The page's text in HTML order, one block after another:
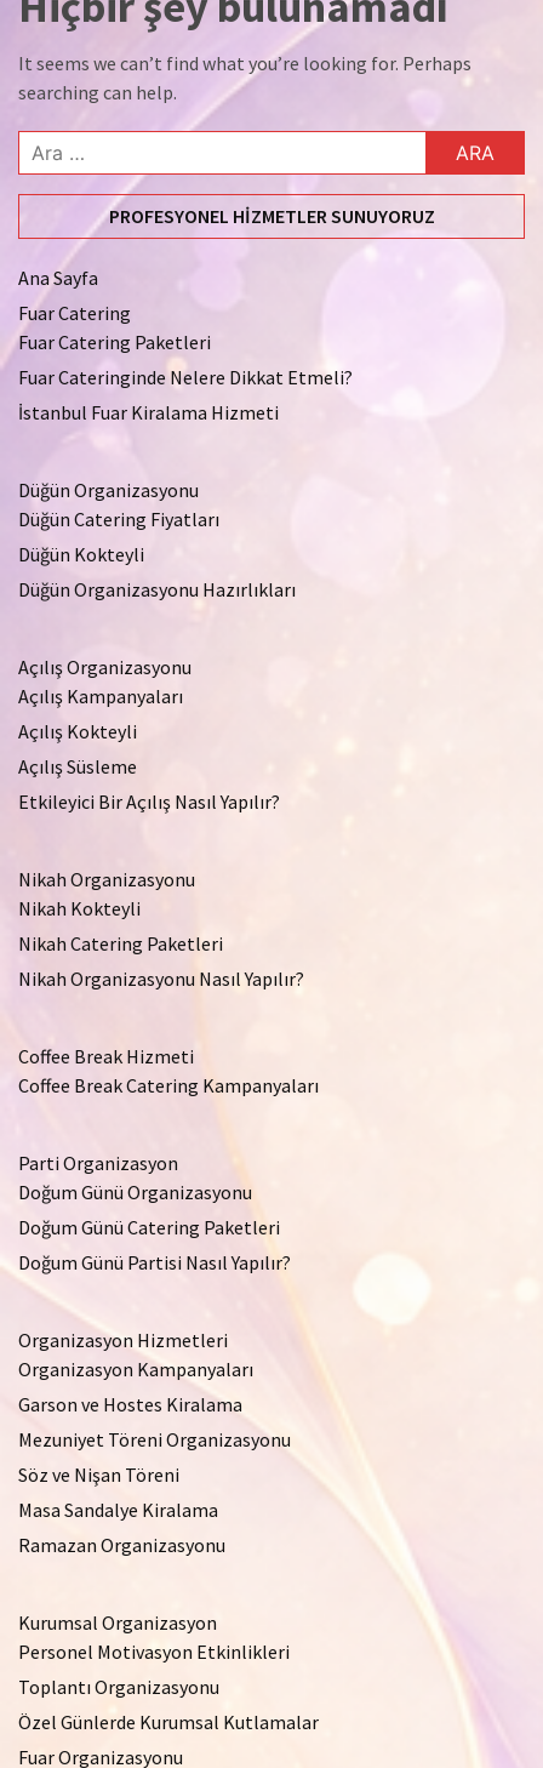
It seems we can’t find what you’re looking for. Perhaps
searching can help.
Arama:
PROFESYONEL HIZMETLER SUNUYORUZ
Ana Sayfa
Fuar Catering
Fuar Catering Paketleri
Fuar Cateringinde Nelere Dikkat Etmeli?
İstanbul Fuar Kiralama Hizmeti
Düğün Organizasyonu
Düğün Catering Fiyatları
Düğün Kokteyli
Düğün Organizasyonu Hazırlıkları
Açılış Organizasyonu
Açılış Kampanyaları
Açılış Kokteyli
Açılış Süsleme
Etkileyici Bir Açılış Nasıl Yapılır?
Nikah Organizasyonu
Nikah Kokteyli
Nikah Catering Paketleri
Nikah Organizasyonu Nasıl Yapılır?
Coffee Break Hizmeti
Coffee Break Catering Kampanyaları
Parti Organizasyon
Doğum Günü Organizasyonu
Doğum Günü Catering Paketleri
Doğum Günü Partisi Nasıl Yapılır?
Organizasyon Hizmetleri
Organizasyon Kampanyaları
Garson ve Hostes Kiralama
Mezuniyet Töreni Organizasyonu
Söz ve Nişan Töreni
Masa Sandalye Kiralama
Ramazan Organizasyonu
Kurumsal Organizasyon
Personel Motivasyon Etkinlikleri
Toplantı Organizasyonu
Özel Günlerde Kurumsal Kutlamalar
Fuar Organizasyonu